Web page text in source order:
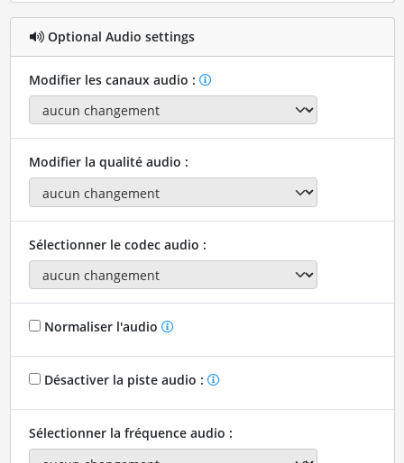
Optional Audio settings
Modifier les canaux audio :
Modifier la qualité audio :
Sélectionner le codec audio :
Normaliser l'audio
Désactiver la piste audio :
Sélectionner la fréquence audio :